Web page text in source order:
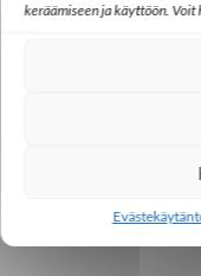
keräämiseen ja käyttöön. Voit